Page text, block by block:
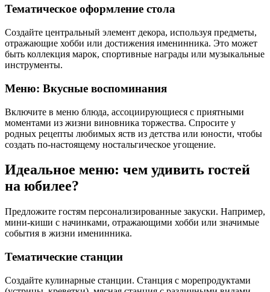
Тематическое оформление стола
Создайте центральный элемент декора, используя предметы,
отражающие хобби или достижения именинника. Это может
быть коллекция марок, спортивные награды или музыкальные
инструменты.
Меню: Вкусные воспоминания
Включите в меню блюда, ассоциирующиеся с приятными
моментами из жизни виновника торжества. Спросите у
родных рецепты любимых яств из детства или юности, чтобы
создать по-настоящему ностальгическое угощение.
Идеальное меню: чем удивить гостей
на юбилее?
Предложите гостям персонализированные закуски. Например,
мини-киши с начинками, отражающими хобби или значимые
события в жизни именинника.
Тематические станции
Создайте кулинарные станции. Станция с морепродуктами